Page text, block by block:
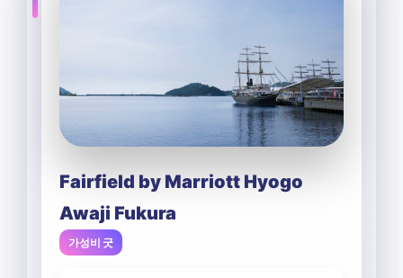
Fairfield by Marriott Hyogo
Awaji Fukura
가성비 굿